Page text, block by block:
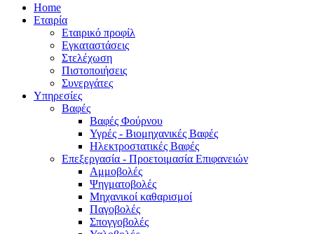
Home
Εταιρία
Εταιρικό προφίλ
Εγκαταστάσεις
Στελέχωση
Πιστοποιήσεις
Συνεργάτες
Υπηρεσίες
Βαφές
Βαφές Φούρνου
Υγρές - Βιομηχανικές Βαφές
Ηλεκτροστατικές Βαφές
Επεξεργασία - Προετοιμασία Επιφανειών
Αμμοβολές
Ψηγματοβολές
Μηχανικοί καθαρισμοί
Παγοβολές
Σπογγοβολές